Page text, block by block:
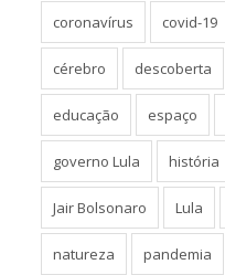
coronavírus covid-19
cérebro descoberta
educação espaço
governo Lula história
Jair Bolsonaro Lula
natureza pandemia